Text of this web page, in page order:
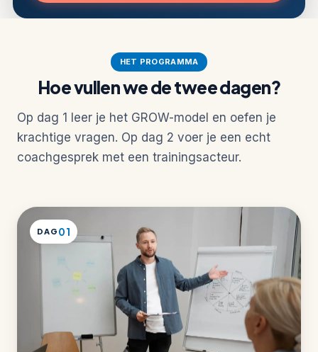
HET PROGRAMMA
Hoe vullen we de twee dagen?
Op dag 1 leer je het GROW-model en oefen je
krachtige vragen. Op dag 2 voer je een echt
coachgesprek met een trainingsacteur.
DAG 01